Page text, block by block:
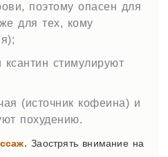
поэтому опасен для
для тех, кому
ксантин стимулируют
(источник кофеина) и
похудению.
Заострять внимание на